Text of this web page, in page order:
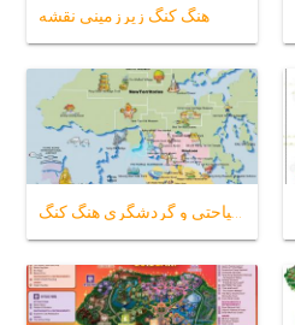
هنگ کنگ زیرزمینی نقشه
نقشه سیاحتی و گردشگری هنگ کنگ